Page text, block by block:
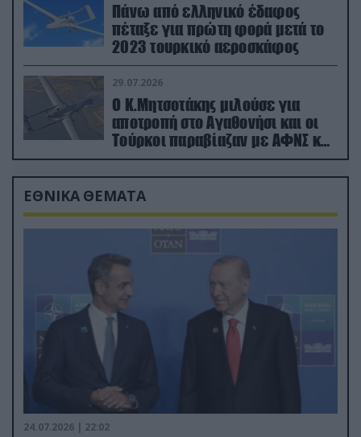
Πάνω από ελληνικό έδαφος
πέταξε για πρώτη φορά μετά το
2023 τουρκικό αεροσκάφος
29.07.2026
Ο Κ.Μητσοτάκης μιλούσε για
αποτροπή στο Αγαθονήσι και οι
Τούρκοι παραβίαζαν με ΑΦΝΣ και
drone
ΕΘΝΙΚΑ ΘΕΜΑΤΑ
24.07.2026 | 22:02